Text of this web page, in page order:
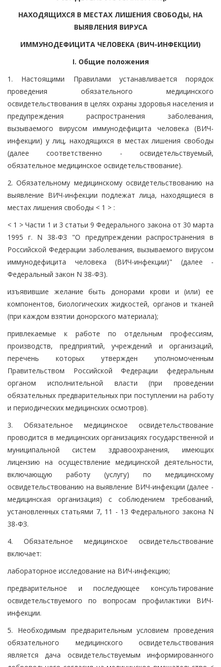
НАХОДЯЩИХСЯ В МЕСТАХ ЛИШЕНИЯ СВОБОДЫ, НА
ВЫЯВЛЕНИЯ ВИРУСА
ИММУНОДЕФИЦИТА ЧЕЛОВЕКА (ВИЧ-ИНФЕКЦИИ)
I. Общие положения
1. Настоящими Правилами устанавливается порядок
проведения обязательного медицинского
освидетельствования в целях охраны здоровья населения и
предупреждения распространения заболевания,
вызываемого вирусом иммунодефицита человека (ВИЧ-
инфекции) у лиц, находящихся в местах лишения свободы
(далее соответственно - освидетельствуемый,
обязательное медицинское освидетельствование).
2. Обязательному медицинскому освидетельствованию на
выявление ВИЧ-инфекции подлежат лица, находящиеся в
местах лишения свободы < 1 > :
< 1 > Части 1 и 3 статьи 9 Федерального закона от 30 марта
1995 г. N 38-ФЗ "О предупреждении распространения в
Российской Федерации заболевания, вызываемого вирусом
иммунодефицита человека (ВИЧ-инфекции)" (далее -
Федеральный закон N 38-ФЗ).
изъявившие желание быть донорами крови и (или) ее
компонентов, биологических жидкостей, органов и тканей
(при каждом взятии донорского материала);
привлекаемые к работе по отдельным профессиям,
производств, предприятий, учреждений и организаций,
перечень которых утвержден уполномоченным
Правительством Российской Федерации федеральным
органом исполнительной власти (при проведении
обязательных предварительных при поступлении на работу
и периодических медицинских осмотров).
3. Обязательное медицинское освидетельствование
проводится в медицинских организациях государственной и
муниципальной систем здравоохранения, имеющих
лицензию на осуществление медицинской деятельности,
включающую работу (услугу) по медицинскому
освидетельствованию на выявление ВИЧ-инфекции (далее -
медицинская организация) с соблюдением требований,
установленных статьями 7, 11 - 13 Федерального закона N
38-ФЗ.
4. Обязательное медицинское освидетельствование
включает:
лабораторное исследование на ВИЧ-инфекцию;
предварительное и последующее консультирование
освидетельствуемого по вопросам профилактики ВИЧ-
инфекции.
5. Необходимым предварительным условием проведения
обязательного медицинского освидетельствования
является дача освидетельствуемым информированного